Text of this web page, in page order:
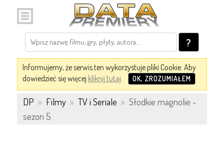
?
Informujemy, że serwis ten wykorzystuje pliki Cookie. Aby
dowiedzieć się więcej kliknij tutaj. OK, ZROZUMIAŁEM
DP » Filmy » TV i Seriale » Słodkie magnolie -
sezon 5